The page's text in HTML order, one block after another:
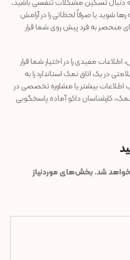
دنبال تسکین مشکلات تنفسی باشید،
شوید یا صرفاً لحظاتی را در آرامش
منحصر به فرد پیش روی شما قرار
اطلاعات مفیدی را در اختیار شما قرار
در یک اتاق نمک استاندارد را به
بیشتر یا مشاوره تخصصی در
کارشناسان داکو آماده پاسخگویی
شد. بخش‌های موردنیاز